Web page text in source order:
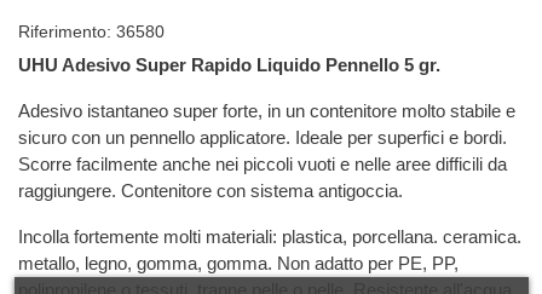
Riferimento: 36580
UHU Adesivo Super Rapido Liquido Pennello 5 gr.
Adesivo istantaneo super forte, in un contenitore molto stabile e
sicuro con un pennello applicatore. Ideale per superfici e bordi.
Scorre facilmente anche nei piccoli vuoti e nelle aree difficili da
raggiungere. Contenitore con sistema antigoccia.
Incolla fortemente molti materiali: plastica, porcellana. ceramica.
metallo, legno, gomma, gomma. Non adatto per PE, PP,